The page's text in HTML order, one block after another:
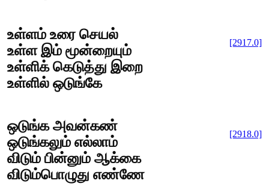
உள்ளம் உரை செயல்
உள்ள இம் மூன்றையும்
உள்ளிக் கெடுத்து இறை
உள்ளில் ஒடுங்கே
[2917.0]
ஒடுங்க அவன்கண்
ஒடுங்கலும் எல்லாம்
விடும் பின்னும் ஆக்கை
விடும்பொழுது எண்ணே
[2918.0]